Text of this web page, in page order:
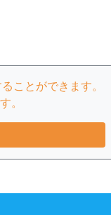
ことができます。
。